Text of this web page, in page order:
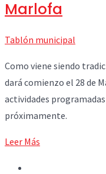
Marlofa
Tablón municipal
Como viene siendo
dará comienzo el 28 de
actividades
próximamente.
Leer Más